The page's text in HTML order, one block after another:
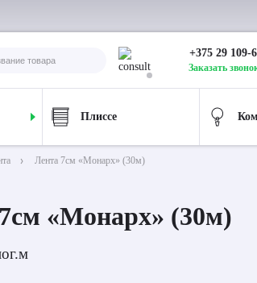
+375 29 109-
Заказать
Плиссе
Лента 7см «Монарх» (30м)
«Монарх» (30м)